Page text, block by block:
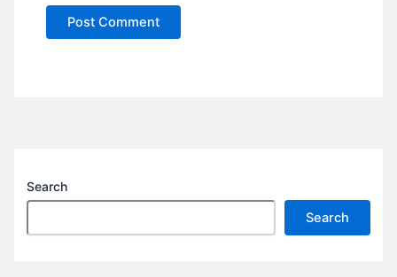
Search
Search